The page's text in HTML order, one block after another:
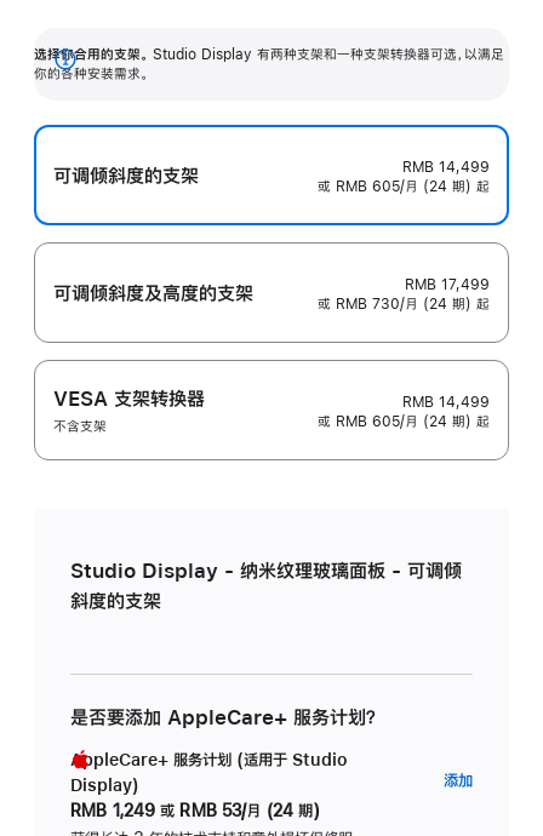
选择你合用的支架。 Studio Display 有两种支架和一种支架转换器可选，以满足
你的各种安装需求。
展
可调倾斜度的支架
RMB 14,499
或 RMB 605/月 (24 期) 起
可调倾斜度及高‍度的支‍架
RMB 17,499
或 RMB 730/月 (24 期) 起
VESA 支架转换器
不含支架
RMB 14,499
或 RMB 605/月 (24 期) 起
Studio Display - 纳米纹理玻璃面板 - 可调倾
斜度的支架
是否要添加 AppleCare+ 服务计划？
AppleCare+ 服务计划 (适用于 Studio
Display)
RMB 1,249 或 RMB 53/月 (24 期)
添加